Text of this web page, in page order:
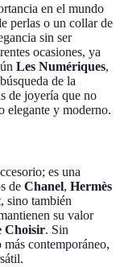
en el mundo
perlas o un collar de
sin ser
ocasiones, ya
Les Numériques,
de la
de joyería que no
elegante y moderno.
es una
de Chanel, Hermès
sino también
su valor
Choisir. Sin
contemporáneo,